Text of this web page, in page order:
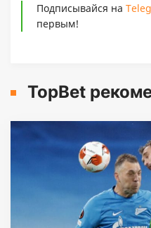
Подписывайся на
первым!
TopBet